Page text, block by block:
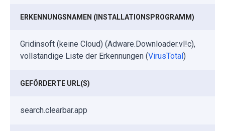
ERKENNUNGSNAMEN (INSTALLATIONSPROGRAMM)
Gridinsoft (keine Cloud) (Adware.Downloader.vl!c),
vollständige Liste der Erkennungen (VirusTotal )
GEFÖRDERTE URL(S)
search.clearbar.app